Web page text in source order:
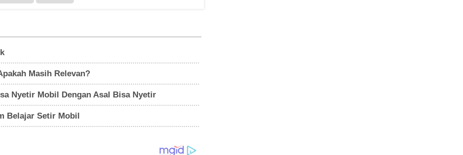
Masih Relevan?
Nyetir Mobil Dengan Asal Bisa Nyetir
Belajar Setir Mobil